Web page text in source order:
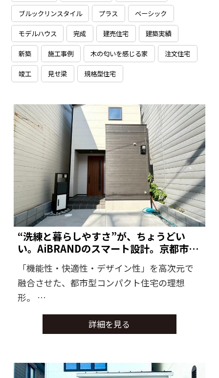
ブルックリンスタイル プラス ベーシック
モデルハウス 完成 建売住宅 建築実績
新築 施工事例 木の匂いを感じる家 注文住宅
竣工 見せ梁 規格型住宅
“洗練と暮らしやすさ”が、ちょうどい
い。AiBRANDのスマート設計。京都市西
京区
「機能性・快適性・デザイン性」を高次元で
融合させた、都市型コンパクト住宅の理想
形。
スタイリッシュな外観と、生活動線を徹底的
に考え抜いた室内設計が魅力の一邸。
間。
詳細を見る